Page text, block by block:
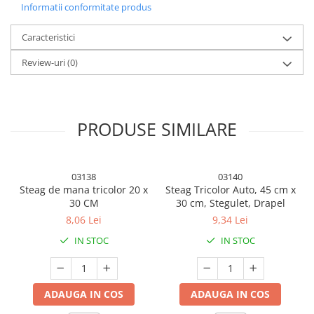
Articole Petrecere
Accesorii Baloane
Accesorii Petrecere
Articole Petrecere
Baloane Coronita
Baloane Tip Bratara
Cifre
Figurine si Baloane 3D
Tematica Fata/Baiat
Baloane Latex
Baloane si Accesorii Absolvire
Îmbunatațește-ți spațiul cu setul nostru de tapet 3D care aduce
un aspect modern și atragator oricarei camere. Fiecare placa are
dimensiunile de 70 x 77 cm și o grosime de 3 mm, oferind o
Informatii conformitate produs
Caracteristici
Review-uri(0)
PRODUSE SIMILARE
03138
Steag de mana tricolor 20 x
30 CM
8,06 Lei
IN STOC
ADAUGA IN COS
03140
Steag Tricolor Auto, 45 cm x
30 cm, Stegulet, Drapel
9,34 Lei
IN STOC
ADAUGA IN COS